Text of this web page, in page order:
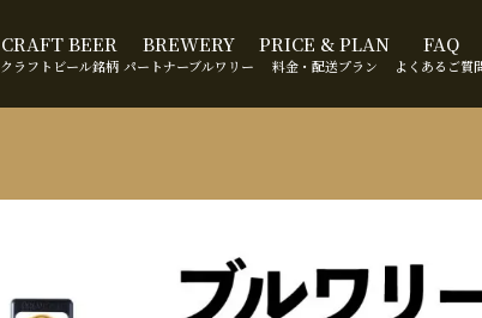
CRAFT BEER
クラフトビール銘柄
BREWERY
パートナーブルワリー
PRICE & PLAN
料金・配送プラン
FAQ
よくあるご質